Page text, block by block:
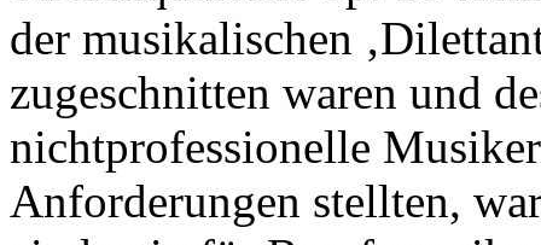
der musikalischen
zugeschnitten waren und
nichtprofessionelle
Anforderungen stellten,